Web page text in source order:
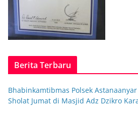
Berita Terbaru
Bhabinkamtibmas Polsek
Sholat Jumat di Masjid Adz Dzikro